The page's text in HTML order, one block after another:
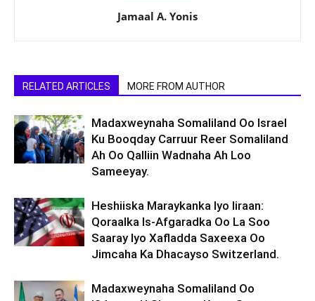
Jamaal A. Yonis
RELATED ARTICLES MORE FROM AUTHOR
Madaxweynaha Somaliland Oo Israel
Ku Booqday Carruur Reer Somaliland
Ah Oo Qalliin Wadnaha Ah Loo
Sameeyay.
Heshiiska Maraykanka Iyo Iiraan:
Qoraalka Is-Afgaradka Oo La Soo
Saaray Iyo Xafladda Saxeexa Oo
Jimcaha Ka Dhacayso Switzerland.
Madaxweynaha Somaliland Oo